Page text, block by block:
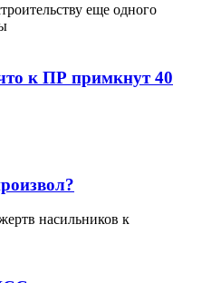
еще одного
к ПР примкнут 40
насильников к